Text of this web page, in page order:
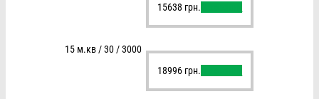
15638 грн.
15 м.кв / 30 / 3000
18996 грн.